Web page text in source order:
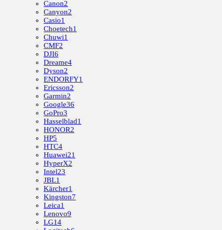
Canon2
Canyon2
Casio1
Choetech1
Chuwi1
CMF2
DJI6
Dreame4
Dyson2
ENDORFY1
Ericsson2
Garmin2
Google36
GoPro3
Hasselblad1
HONOR2
HP5
HTC4
Huawei21
HyperX2
Intel23
JBL1
Kärcher1
Kingston7
Leica1
Lenovo9
LG14